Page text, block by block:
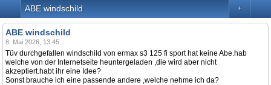
+
ABE windschild
ABE windschild
8. Mai 2026, 13:45
Tüv durchgefallen windschild von ermax s3 125 fi sport hat keine Abe.hab
welche von der Internetseite heuntergeladen ,die wird aber nicht
akzeptiert.habt ihr eine Idee?
Sonst brauche ich eine passende andere ,welche nehme ich da?